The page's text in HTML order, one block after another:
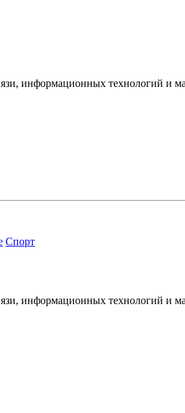
информационных технологий и
Спорт
информационных технологий и